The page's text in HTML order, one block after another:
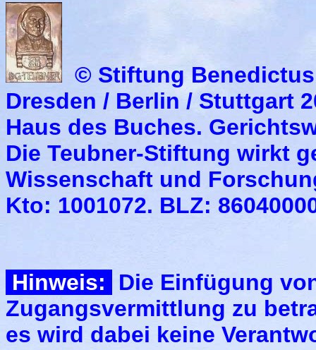
© Stiftung
Dresden / Berlin / Stuttgart
Haus des Buches.
Die Teubner-Stiftung wirkt
Wissenschaft und
Kto: 1001072. BLZ:
Hinweis:
Die Einfügung
Zugangsvermittlung zu
es wird dabei keine